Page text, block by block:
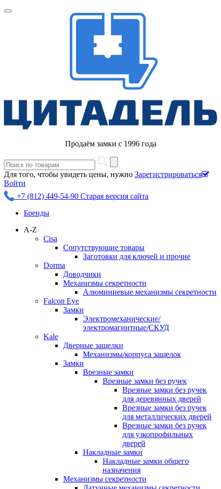
Продаём замки с 1996 года
Для того, чтобы увидеть цены, нужно Зарегистрироваться
Войти
+7 (812) 449-54-90 Старая версия сайта
Бренды
A-Z
Cisa
Сопутствующие товары
Заготовки для ключей и прочие
Dorma
Доводчики
Механизмы секретности
Алюминиевые механизмы секретности
Falcon Eye
Замки
Электромеханические/
электромагнитные/СКУД
Kale
Дверные защелки
Механизмы/корпуса защелок
Замки
Врезные замки
Врезные замки без ручек
Врезные замки без ручек
для деревянных дверей
Врезные замки без ручек
для металлических дверей
Врезные замки без ручек
для узкопрофильных
дверей
Накладные замки
Накладные замки общего
назначения
Механизмы секретности